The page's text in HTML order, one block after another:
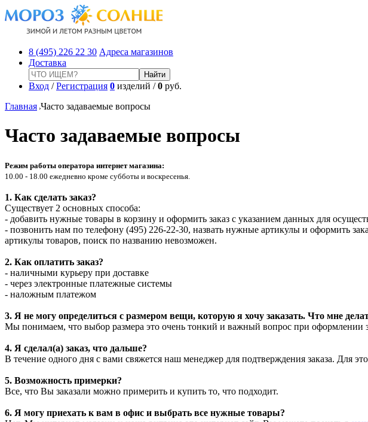
8 (495) 226 22 30 Адреса магазинов
Доставка
Вход /Регистрация 0 изделий /0 руб.
Главная Часто задаваемые вопросы
Часто задаваемые вопросы
Режим работы оператора интернет магазина:
10.00 - 18.00 ежедневно кроме субботы и воскресенья.
1. Как сделать заказ?
Существует 2 основных способа:
- добавить нужные товары в корзину и оформить заказ с указанием данных для
- позвонить нам по телефону (495) 226-22-30, назвать нужные артикулы и оформить
артикулы товаров, поиск по названию невозможен.
2. Как оплатить заказ?
- наличными курьеру при доставке
- через электронные платежные системы
- наложным платежом
3. Я не могу определиться с размером вещи, которую я хочу заказать. Что мне
Мы понимаем, что выбор размера это очень тонкий и важный вопрос при оформлении
4. Я сделал(a) заказ, что дальше?
В течение одного дня с вами свяжется наш менеджер для подтверждения заказа. Для
5. Возможность примерки?
Все, что Вы заказали можно примерить и купить то, что подходит.
6. Я могу приехать к вам в офис и выбрать все нужные товары?